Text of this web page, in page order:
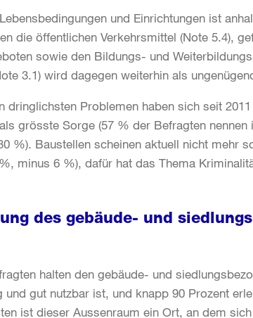
und Einrichtungen ist
die öffentlichen Verkehrsmittel (Note 5.4),
sowie den Bildungs- und
3.1) wird dagegen weiterhin als
dringlichsten Problemen haben sich seit
grösste Sorge (57 % der Befragten
%). Baustellen scheinen aktuell nicht mehr
minus 6 %), dafür hat das Thema
des gebäude- und
halten den gebäude- und
gut nutzbar ist, und knapp 90 Prozent
ist dieser Aussenraum ein Ort, an dem